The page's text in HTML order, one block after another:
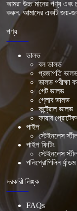
আমরা উচ্চ মানের পণ্য এবং
করুন. আমাদের একটি জয়-
পণ্য
ভালভ
বল ভালভ
প্রজাপতি
ভালভ পরীক্ষা
গেট ভালভ
গ্লোব ভালভ
কন্ট্রোল ভালভ
ফায়ার
পাইপ
স্টেইনলেস
পাইপ ফিটিং
স্টেইনলেস
পলিপ্রোপিলিন
দরকারী লিঙ্ক
FAQs